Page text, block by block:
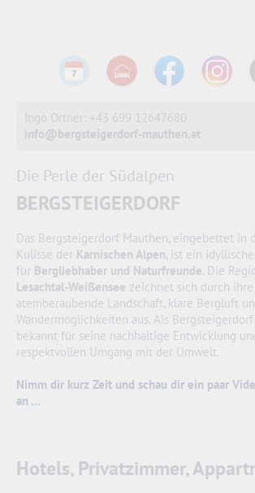
Ingo Ortner: +43 699 12647680
info@bergsteigerdorf-mauthen.at
Die Perle der Südalpen
BERGSTEIGERDORF
Das Bergsteigerdorf Mauthen, eingebettet in
Kulisse der Karnischen Alpen, ist ein
für Bergliebhaber und Naturfreunde. Die
Lesachtal-Weißensee zeichnet sich durch ihre
atemberaubende Landschaft, klare Bergluft
Wandermöglichkeiten aus. Als
bekannt für seine nachhaltige Entwicklung
respektvollen Umgang mit der Umwelt.
Nimm dir kurz Zeit und schau dir ein paar
an ...
Hotels, Privatzimmer,